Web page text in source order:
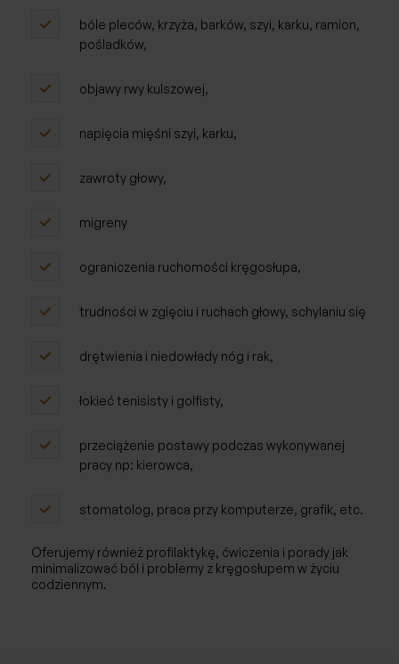
bóle pleców, krzyża, barków, szyi, karku, ramion,
pośladków,
objawy rwy kulszowej,
napięcia mięśni szyi, karku,
zawroty głowy,
migreny
ograniczenia ruchomości kręgosłupa,
trudności w zgięciu i ruchach głowy, schylaniu się
drętwienia i niedowłady nóg i rak,
łokieć tenisisty i golfisty,
przeciążenie postawy podczas wykonywanej
pracy np: kierowca,
stomatolog, praca przy komputerze, grafik, etc.
Oferujemy również profilaktykę, ćwiczenia i porady jak
minimalizować ból i problemy z kręgosłupem w życiu
codziennym.